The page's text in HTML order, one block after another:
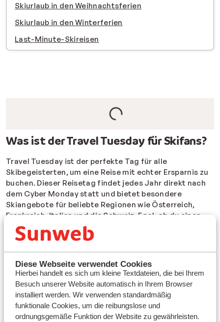
Diese Webseite verwendet Cookies
Hierbei handelt es sich um kleine Textdateien, die bei Ihrem
Besuch unserer Website automatisch in Ihrem Browser
installiert werden. Wir verwenden standardmäßig
funktionale Cookies, um die reibungslose und
ordnungsgemäße Funktion der Website zu gewährleisten.
Skiurlaub in den Weihnachtsferien
Skiurlaub in den Winterferien
Last-Minute-Skireisen
Was ist der Travel Tuesday für Skifans?
Travel Tuesday ist der perfekte Tag für alle
Skibegeisterten, um eine Reise mit echter Ersparnis zu
buchen. Dieser Reisetag findet jedes Jahr direkt nach
dem Cyber Monday statt und bietet besondere
Skiangebote für beliebte Regionen wie Österreich,
Frankreich, Italien und die Schweiz . Egal, ob du einen
Familienurlaub im Schnee planst oder eine Skiwoche
mit Freunden: Du findest attraktive Deals mit frühem
Tuesday ist oft der Beginn eines neuen
Wintersportabenteuers.
Warum am Travel Tuesday bei Sunweb buchen?
Sunweb stellt jedes Jahr die besten Skiangebote für